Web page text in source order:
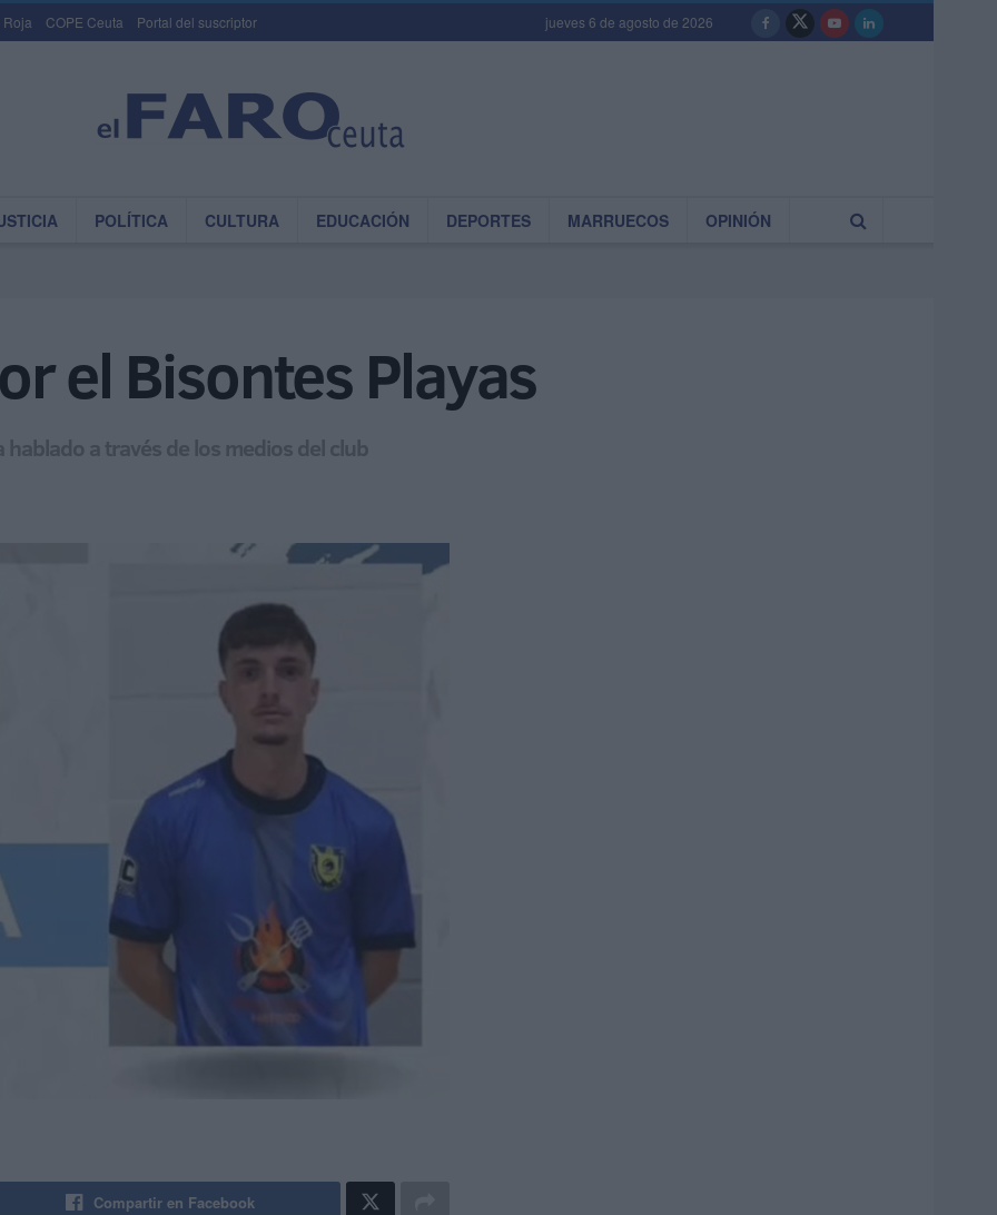
Roja COPE Ceuta Portal del suscriptor jueves 6 de agosto de 2026
POLÍTICA CULTURA EDUCACIÓN DEPORTES MARRUECOS OPINIÓN
el Bisontes Playas
a través de los medios del club
Compartir en Facebook